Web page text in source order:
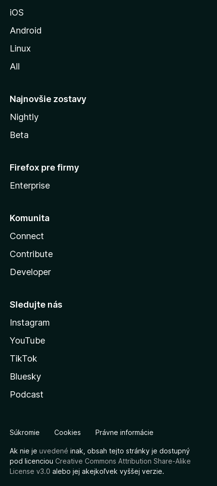
o
z
l
iOS
Android
Linux
All
Najnovšie zostavy
Nightly
Beta
Firefox pre firmy
Enterprise
Komunita
Connect
Contribute
Developer
Sledujte nás
Instagram
YouTube
TikTok
Bluesky
Podcast
Súkromie Cookies Právne informácie
Ak nie je uvedené inak, obsah tejto stránky je dostupný
pod licenciou Creative Commons Attribution Share-Alike
License v3.0 alebo jej akejkoľvek vyššej verzie.